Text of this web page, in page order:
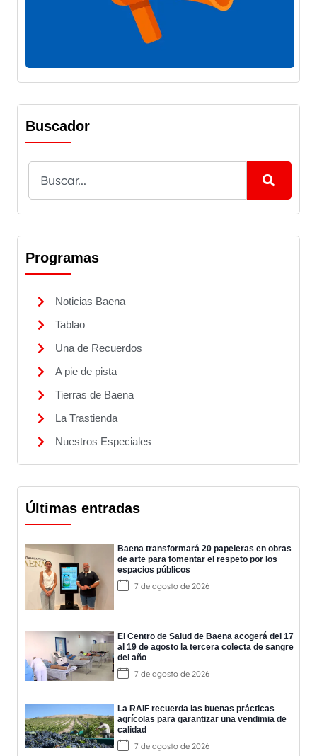
Buscador
Programas
Noticias Baena
Tablao
Una de Recuerdos
A pie de pista
Tierras de Baena
La Trastienda
Nuestros Especiales
Últimas entradas
Baena transformará 20 papeleras en obras
de arte para fomentar el respeto por los
espacios públicos
7 de agosto de 2026
El Centro de Salud de Baena acogerá del 17
al 19 de agosto la tercera colecta de sangre
del año
7 de agosto de 2026
La RAIF recuerda las buenas prácticas
agrícolas para garantizar una vendimia de
calidad
7 de agosto de 2026